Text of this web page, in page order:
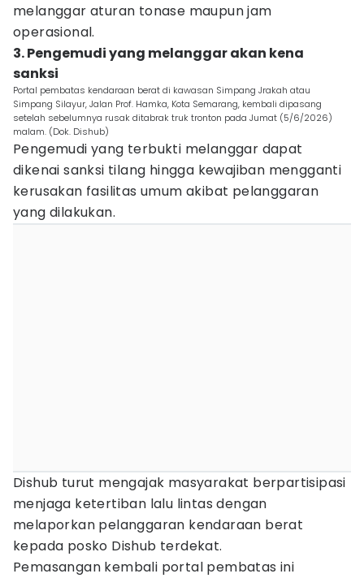
melanggar aturan tonase maupun jam
operasional.
3. Pengemudi yang melanggar akan kena
sanksi
Portal pembatas kendaraan berat di kawasan Simpang Jrakah atau
Simpang Silayur, Jalan Prof. Hamka, Kota Semarang, kembali dipasang
setelah sebelumnya rusak ditabrak truk tronton pada Jumat (5/6/2026)
malam. (Dok. Dishub)
Pengemudi yang terbukti melanggar dapat
dikenai sanksi tilang hingga kewajiban mengganti
kerusakan fasilitas umum akibat pelanggaran
yang dilakukan.
Dishub turut mengajak masyarakat berpartisipasi
menjaga ketertiban lalu lintas dengan
melaporkan pelanggaran kendaraan berat
kepada posko Dishub terdekat.
Pemasangan kembali portal pembatas ini